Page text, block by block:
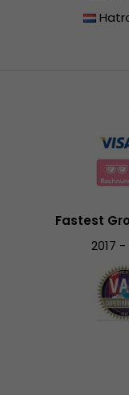
Fastest
2017 -